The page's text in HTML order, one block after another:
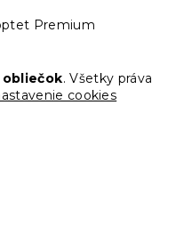
Premium
obliečok. Všetky práva
cookies